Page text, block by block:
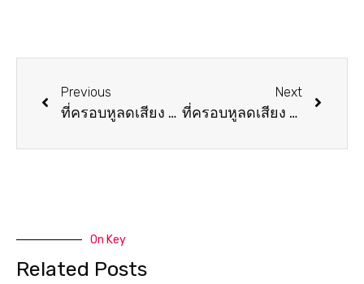
Previous
ที่ครอบหูลดเสียง 3M-H31A
Next
ที่ครอบหูลดเสียง 3M-Optime105 (H10A)
On Key
Related Posts